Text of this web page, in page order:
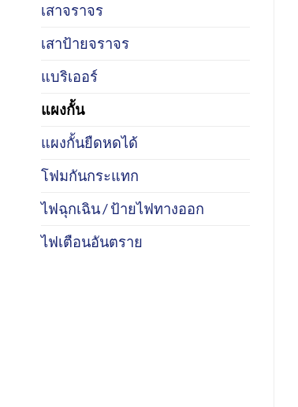
เสาจราจร
เสาป้ายจราจร
แบริเออร์
แผงกั้น
แผงกั้นยืดหดได้
โฟมกันกระแทก
ไฟฉุกเฉิน / ป้ายไฟทางออก
ไฟเตือนอันตราย